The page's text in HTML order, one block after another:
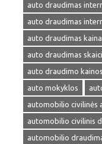
auto draudimas
auto draudimas
auto draudimas kaina
auto draudimas
auto draudimo kainos
auto mokyklos
automobilio civilinės
automobilio civilinis
automobilio